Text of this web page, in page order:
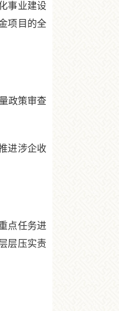
事业建设
项目的全
政策审查
进涉企收
点任务进
层压实责